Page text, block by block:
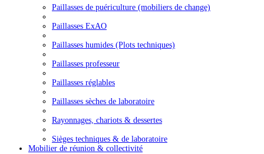
Paillasses de puériculture (mobiliers de change)
Paillasses ExAO
Paillasses humides (Plots techniques)
Paillasses professeur
Paillasses réglables
Paillasses sèches de laboratoire
Rayonnages, chariots & dessertes
Sièges techniques & de laboratoire
Mobilier de réunion & collectivité